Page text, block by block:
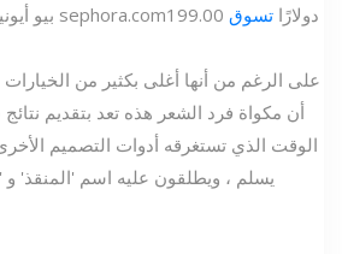
بيو sephora.com 199.00 دولارًا تسوق
على الرغم من أنها أغلى بكثير من الخيارات
أن مكواة فرد الشعر هذه تعد بتقديم
الوقت الذي تستغرقه أدوات التصميم
يسلم ، ويطلقون عليه اسم 'المنقذ'